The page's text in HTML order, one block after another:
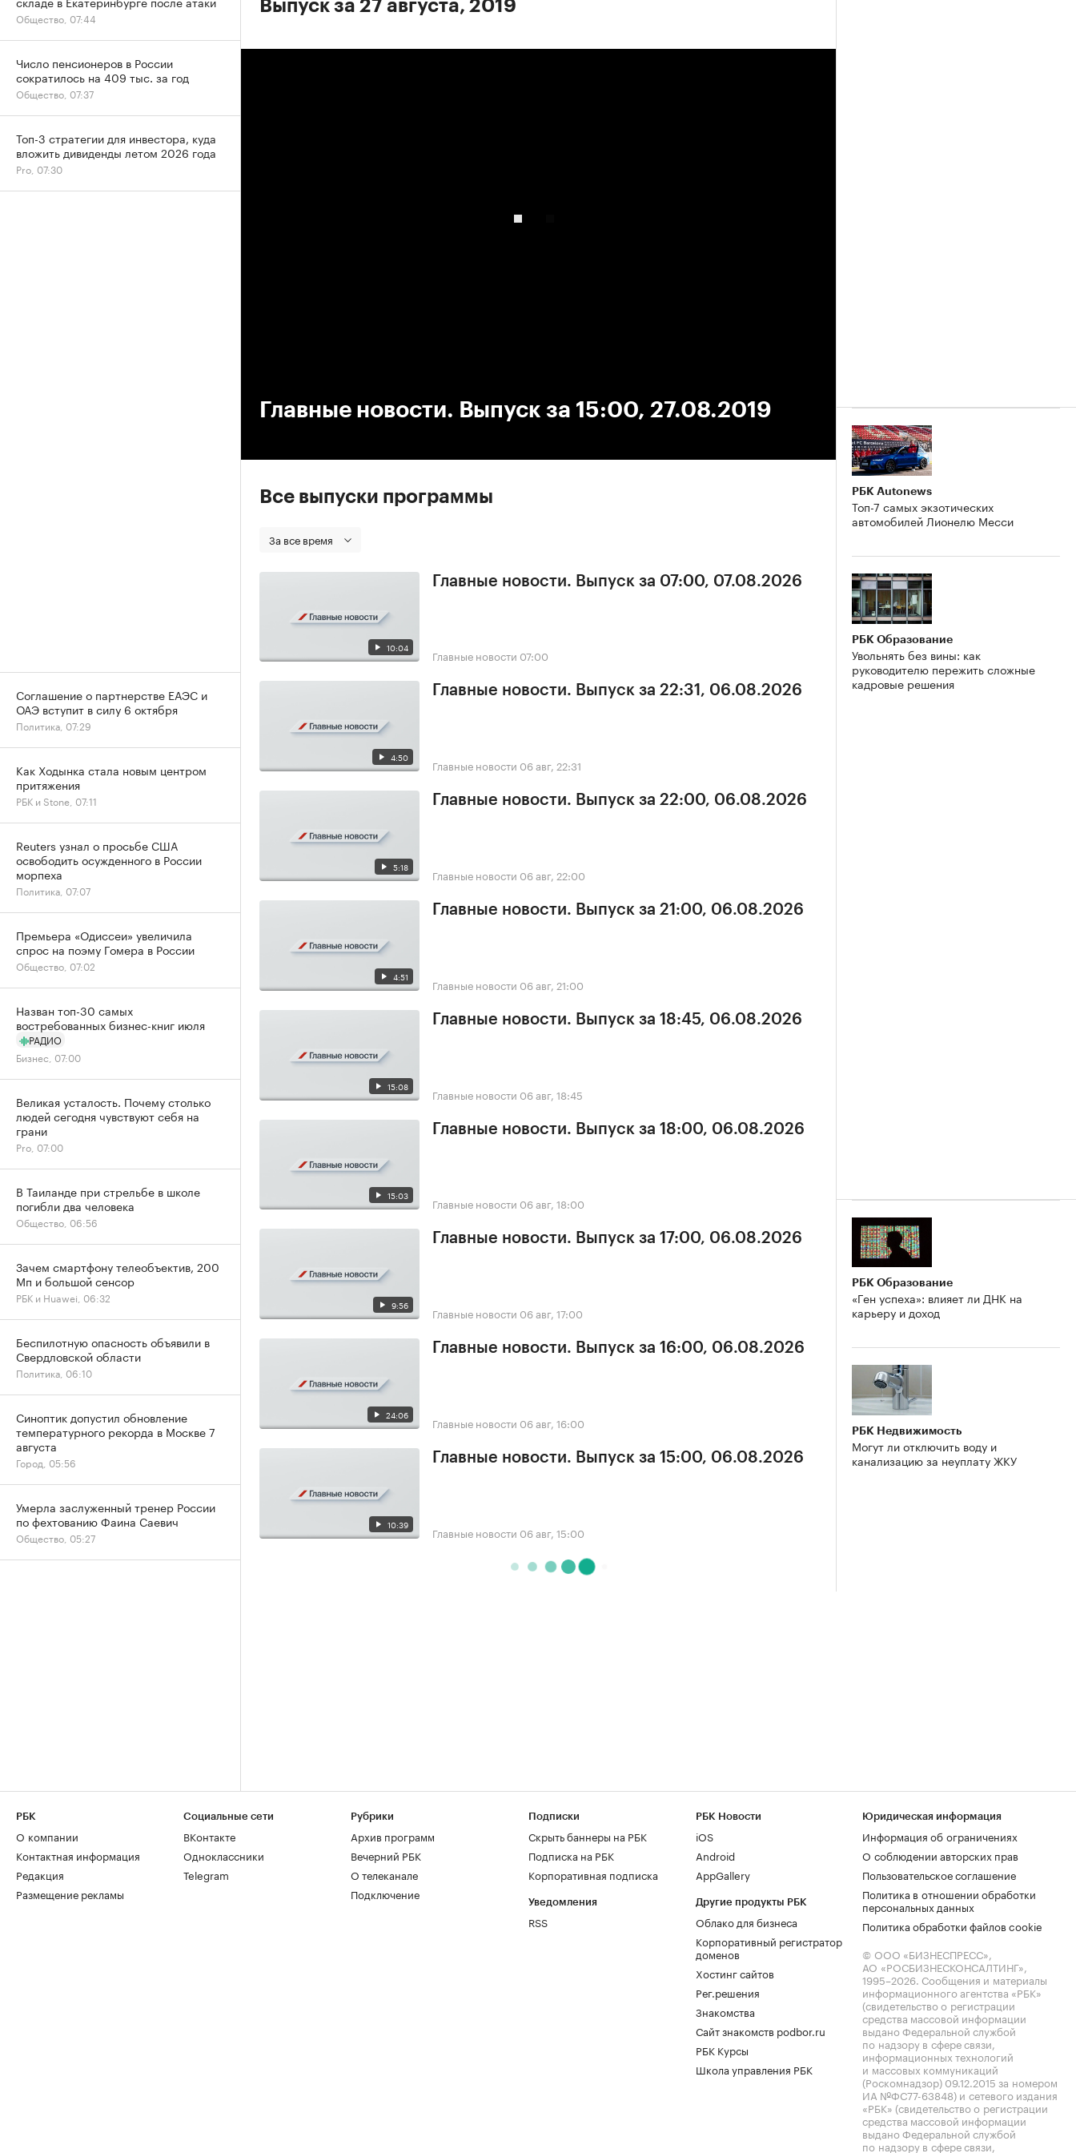
Выпуск за 27 августа, 2019
Главные новости. Выпуск за 15:00, 27.08.2019
Все выпуски программы
За все время
10:04
Главные новости. Выпуск за 07:00, 07.08.2026
Главные новости 07:00
4:50
Главные новости. Выпуск за 22:31, 06.08.2026
Главные новости 06 авг, 22:31
5:18
Главные новости. Выпуск за 22:00, 06.08.2026
Главные новости 06 авг, 22:00
4:51
Главные новости. Выпуск за 21:00, 06.08.2026
Главные новости 06 авг, 21:00
15:08
Главные новости. Выпуск за 18:45, 06.08.2026
Главные новости 06 авг, 18:45
15:03
Главные новости. Выпуск за 18:00, 06.08.2026
Главные новости 06 авг, 18:00
9:56
Главные новости. Выпуск за 17:00, 06.08.2026
Главные новости 06 авг, 17:00
24:06
Главные новости. Выпуск за 16:00, 06.08.2026
Главные новости 06 авг, 16:00
10:39
Главные новости. Выпуск за 15:00, 06.08.2026
Главные новости 06 авг, 15:00
РБК Autonews
Топ-7 самых экзотических
автомобилей Лионелю Месси
РБК Образование
Увольнять без вины: как
руководителю пережить сложные
кадровые решения
РБК Образование
«Ген успеха»: влияет ли ДНК на
карьеру и доход
РБК Недвижимость
Могут ли отключить воду и
канализацию за неуплату ЖКУ
Общество, 07:44
Число пенсионеров в России
сократилось на 409 тыс. за год
Общество, 07:37
Топ-3 стратегии для инвестора, куда
вложить дивиденды летом 2026 года
Pro, 07:30
Соглашение о партнерстве ЕАЭС и
ОАЭ вступит в силу 6 октября
Политика, 07:29
Как Ходынка стала новым центром
притяжения
РБК и Stone, 07:11
Reuters узнал о просьбе США
освободить осужденного в России
морпеха
Политика, 07:07
Премьера «Одиссеи» увеличила
спрос на поэму Гомера в России
Общество, 07:02
Назван топ-30 самых
востребованных бизнес-книг июля
РАДИО
Бизнес, 07:00
Великая усталость. Почему столько
людей сегодня чувствуют себя на
грани
Pro, 07:00
В Таиланде при стрельбе в школе
погибли два человека
Общество, 06:56
Зачем смартфону телеобъектив, 200
Мп и большой сенсор
РБК и Huawei, 06:32
Беспилотную опасность объявили в
Свердловской области
Политика, 06:10
Синоптик допустил обновление
температурного рекорда в Москве 7
августа
Город, 05:56
Умерла заслуженный тренер России
по фехтованию Фаина Саевич
Общество, 05:27
РБК
О компании
Контактная информация
Редакция
Размещение рекламы
Социальные сети
ВКонтакте
Одноклассники
Telegram
Рубрики
Архив программ
Вечерний РБК
О телеканале
Подключение
Подписки
Скрыть баннеры на РБК
Подписка на РБК
Корпоративная подписка
Уведомления
RSS
РБК Новости
iOS
Android
AppGallery
Другие продукты РБК
Облако для бизнеса
Корпоративный регистратор
доменов
Хостинг сайтов
Рег.решения
Знакомства
Сайт знакомств podbor.ru
РБК Курсы
Школа управления РБК
Юридическая информация
Информация об ограничениях
О соблюдении авторских прав
Пользовательское соглашение
Политика в отношении обработки
персональных данных
Политика обработки файлов cookie
© ООО «БИЗНЕСПРЕСС»,
АО «РОСБИЗНЕСКОНСАЛТИНГ»,
1995–2026. Сообщения и материалы
информационного агентства «РБК»
(свидетельство о регистрации
средства массовой информации
выдано Федеральной службой
по надзору в сфере связи,
информационных технологий
и массовых коммуникаций
(Роскомнадзор) 09.12.2015 за номером
ИА №ФС77-63848) и сетевого издания
«РБК» (свидетельство о регистрации
средства массовой информации
выдано Федеральной службой
по надзору в сфере связи,